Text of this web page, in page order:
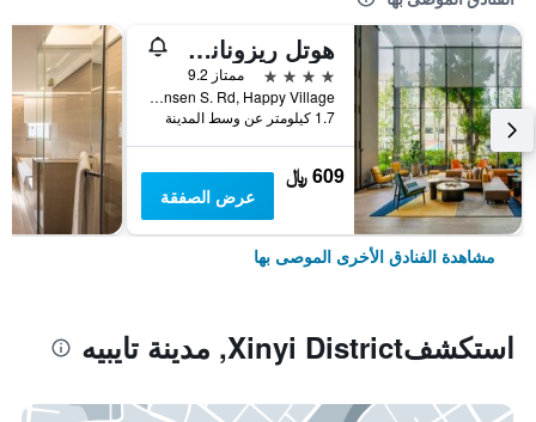
هوتل ريزونانس تايبي، تابيستري كوليكشن باي هيلتون
4 نجوم
ممتاز 9.2
No. 7 Linsen S. Rd, Happy Village, مدينة تايبيه, تايوان
1.7 كيلومتر عن وسط المدينة
609 ﷼
عرض الصفقة
مشاهدة الفنادق الأخرى الموصى بها
استكشفXinyi District, مدينة تايبيه